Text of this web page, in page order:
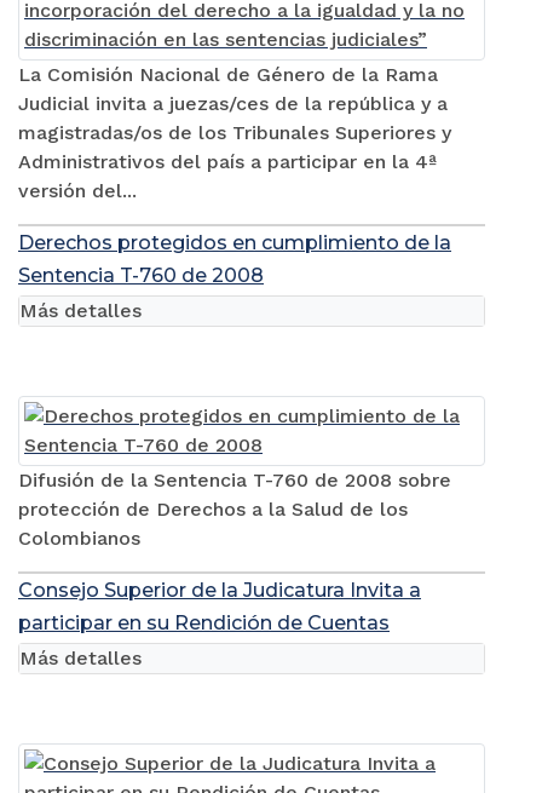
La Comisión Nacional de Género de la Rama
Judicial invita a juezas/ces de la república y a
magistradas/os de los Tribunales Superiores y
Administrativos del país a participar en la 4ª
versión del...
Derechos protegidos en cumplimiento de la
Sentencia T-760 de 2008
Difusión de la Sentencia T-760 de 2008 sobre
protección de Derechos a la Salud de los
Colombianos
Más detalles
Consejo Superior de la Judicatura Invita a
participar en su Rendición de Cuentas
Más detalles